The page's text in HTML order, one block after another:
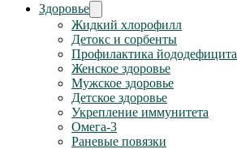
Здоровье
Жидкий хлорофилл
Детокс и сорбенты
Профилактика йододефицита
Женское здоровье
Мужское здоровье
Детское здоровье
Укрепление иммунитета
Омега-3
Раневые повязки